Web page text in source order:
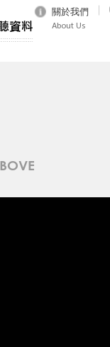
關於我們
About Us